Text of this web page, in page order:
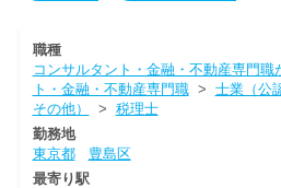
職種
コンサルタント・金融・不動産専門職
ト・金融・不動産専門職> 士業（公
その他）
> 税理士
勤務地
東京都
豊島区
最寄り駅